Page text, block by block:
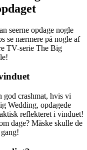
seerne opdage nogle
se nærmere på nogle af
TV-serie The Big
god crashmat, hvis vi
Wedding, opdagede
reflekteret i vinduet!
dage? Måske skulle de